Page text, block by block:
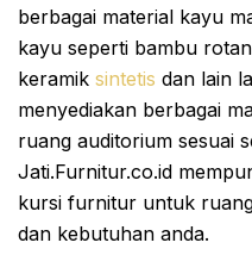
berbagai material kayu
kayu seperti bambu
keramik sintetis dan lain
menyediakan berbagai
ruang auditorium sesuai
Jati.Furnitur.co.id
kursi furnitur untuk
dan kebutuhan anda.